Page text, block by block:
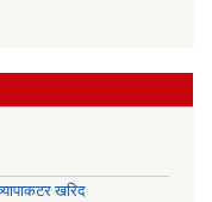
खरिद